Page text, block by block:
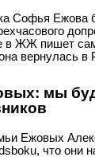
Софья Ежова
в ЖЖ пишет
вернулась в
мы
Ежовых
что они